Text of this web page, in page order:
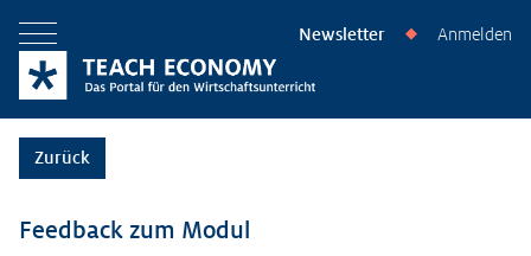
Menü öffnen Newsletter ◆ Anmelden
Zurück
Feedback zum Modul